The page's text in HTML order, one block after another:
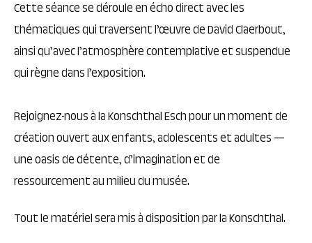
Cette séance se déroule en écho direct avec les
thématiques qui traversent l’œuvre de David Claerbout,
ainsi qu’avec l’atmosphère contemplative et suspendue
qui règne dans l’exposition.
Rejoignez-nous à la Konschthal Esch pour un moment de
création ouvert aux enfants, adolescents et adultes —
une oasis de détente, d’imagination et de
ressourcement au milieu du musée.
Tout le matériel sera mis à disposition par la Konschthal.